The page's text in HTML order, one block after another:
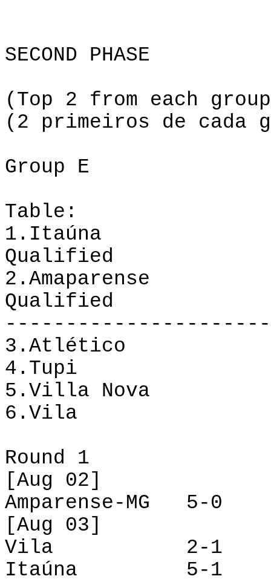
SECOND PHASE
(Top 2 from each
( 2 primeiros de cada
Group E
Table:
1.Itaúna
Qualified
2.Amaparense
Qualified
3. Atlético
4. Tupi
5. Villa Nova
6. Vila
Round 1
[Aug 02]
Amparense-MG
5-0
[Aug 03]
Vila
2-1
Itaúna
5-1